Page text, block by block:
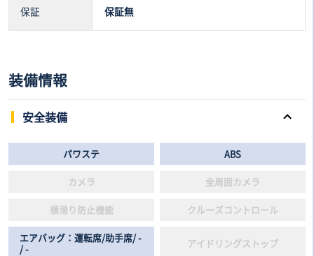
保証 保証無
装備情報
安全装備
パワステ ABS
カメラ 全周囲カメラ
横滑り防止機能 クルーズコントロール
エアバッグ：運転席/助手席/ -
/ -
アイドリングストップ